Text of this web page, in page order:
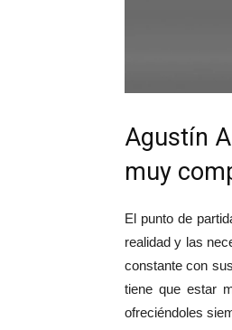
Agustín
muy
El punto de
realidad y las
constante con
tiene que estar
ofreciéndoles